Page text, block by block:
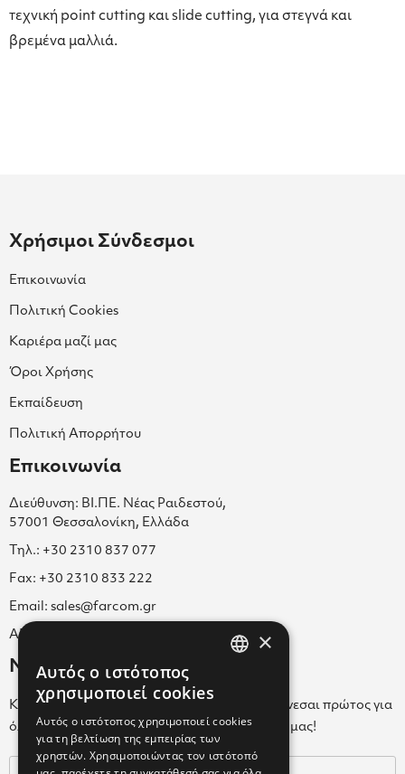
τεχνική point cutting και slide cutting, για στεγνά και
βρεμένα μαλλιά.
Χρήσιμοι Σύνδεσμοι
Επικοινωνία
Πολιτική Cookies
Καριέρα μαζί μας
Όροι Χρήσης
Εκπαίδευση
Πολιτική Απορρήτου
Επικοινωνία
Διεύθυνση: ΒΙ.ΠΕ. Νέας Ραιδεστού,
57001 Θεσσαλονίκη, Ελλάδα
Τηλ.: +30 2310 837 077
Fax: +30 2310 833 222
Email: sales@farcom.gr
ΑΡ.Γ.Ε.ΜΗ. 038365205000
Newsletter
Κάνε εγγραφή στο Newsletter για να ενημερώνεσαι πρώτος για
όλα τα νέα μας και τα ολοκαίνουρια προϊόντα μας!
×
Αυτός ο ιστότοπος
χρησιμοποιεί cookies
Αυτός ο ιστότοπος χρησιμοποιεί cookies
για τη βελτίωση της εμπειρίας των
χρηστών. Χρησιμοποιώντας τον ιστότοπό